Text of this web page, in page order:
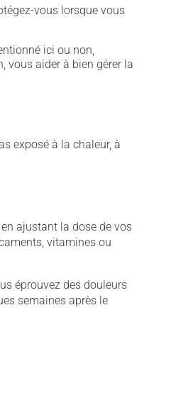
vous lorsque vous
ici ou non,
vous aider à bien gérer la
exposé à la chaleur, à
ajustant la dose de vos
vitamines ou
éprouvez des douleurs
semaines après le